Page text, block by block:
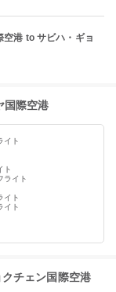
港 to サビハ・ギョ
際空港
イト
ト
ライト
イト
イト
チェン国際空港